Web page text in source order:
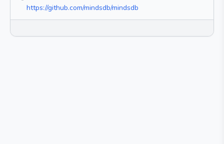
https://github.com/mindsdb/mindsdb